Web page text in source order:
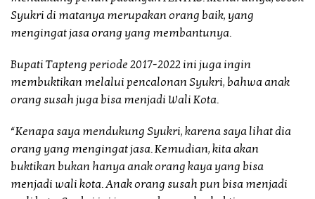
Syukri di matanya merupakan orang baik, yang
mengingat jasa orang yang membantunya.
Bupati Tapteng periode 2017-2022 ini juga ingin
membuktikan melalui pencalonan Syukri, bahwa anak
orang susah juga bisa menjadi Wali Kota.
“Kenapa saya mendukung Syukri, karena saya lihat dia
orang yang mengingat jasa. Kemudian, kita akan
buktikan bukan hanya anak orang kaya yang bisa
menjadi wali kota. Anak orang susah pun bisa menjadi